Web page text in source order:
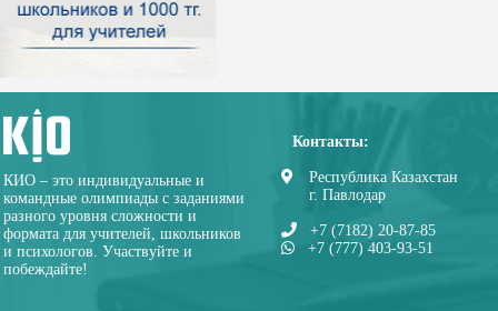
КИО – это индивидуальные и
командные олимпиады с заданиями
разного уровня сложности и
формата для учителей, школьников
и психологов. Участвуйте и
побеждайте!
Контакты:
Республика Казахстан
г. Павлодар
+7 (7182) 20-87-85
+7 (777) 403-93-51